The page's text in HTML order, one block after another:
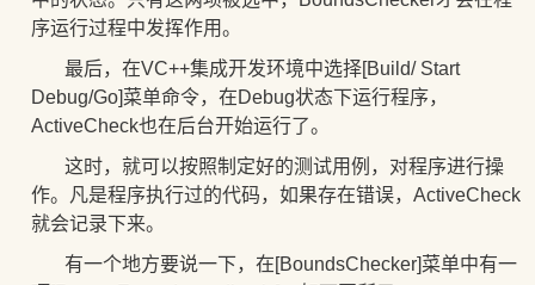
序运行过程中发挥作用。
最后，在VC++集成开发环境中选择[Build/ Start
Debug/Go]菜单命令，在Debug状态下运行程序，
ActiveCheck也在后台开始运行了。
这时，就可以按照制定好的测试用例，对程序进行操
作。凡是程序执行过的代码，如果存在错误，ActiveCheck
就会记录下来。
有一个地方要说一下，在[BoundsChecker]菜单中有一